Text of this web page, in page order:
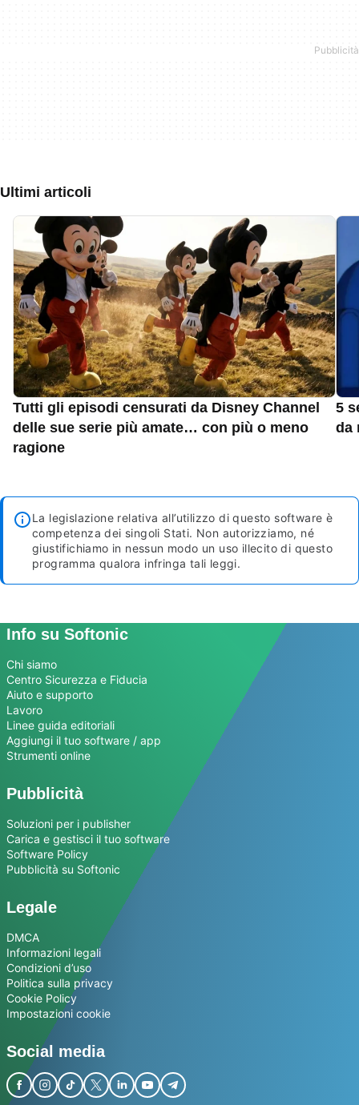
Ultimi articoli
Tutti gli episodi censurati da Disney Channel
delle sue serie più amate… con più o meno
ragione
5
da
La legislazione relativa all’utilizzo di questo software è
competenza dei singoli Stati. Non autorizziamo, né
giustifichiamo in nessun modo un uso illecito di questo
programma qualora infringa tali leggi.
Info su Softonic
Chi siamo
Centro Sicurezza e Fiducia
Aiuto e supporto
Lavoro
Linee guida editoriali
Aggiungi il tuo software / app
Strumenti online
Pubblicità
Soluzioni per i publisher
Carica e gestisci il tuo software
Software Policy
Pubblicità su Softonic
Legale
DMCA
Informazioni legali
Condizioni d’uso
Politica sulla privacy
Cookie Policy
Impostazioni cookie
Social media